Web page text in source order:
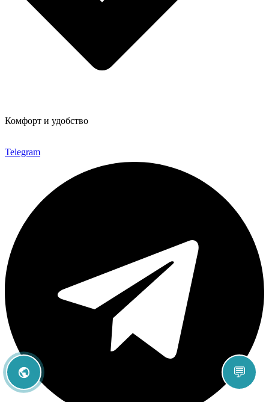
Комфорт и удобство
Telegram
💬